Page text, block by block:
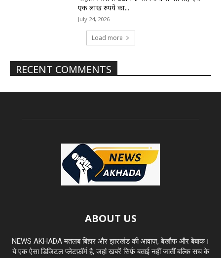
एक लाख रुपये का...
July 24, 2026
Load more
RECENT COMMENTS
ABOUT US
NEWS AKHADA मतलब बिहार और झारखंड की आवाज़, बेखौफ और बेबाक।
ये एक ऐसा डिजिटल प्लेटफ़ॉर्म है, जहां खबरें सिर्फ़ बताई नहीं जातीं बल्कि सच के